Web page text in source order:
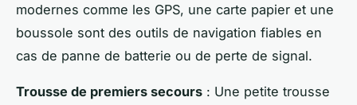
modernes comme les GPS, une carte papier et une
boussole sont des outils de navigation fiables en
cas de panne de batterie ou de perte de signal.
Trousse de premiers secours : Une petite trousse